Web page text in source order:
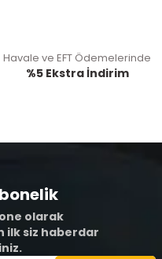
Havale ve EFT Ödemelerinde
%5 Ekstra İndirim
olarak
ilk siz haberdar